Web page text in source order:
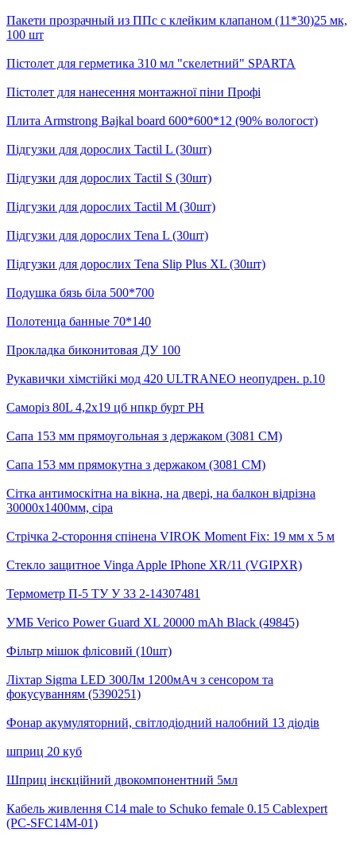
Пакети прозрачный из ППс с клейким клапаном (11*30)25 мк,
100 шт
Пістолет для герметика 310 мл "скелетний" SPARTA
Пістолет для нанесення монтажної піни Профі
Плита Armstrong Bajkal board 600*600*12 (90% вологост)
Підгузки для дорослих Tactil L (30шт)
Підгузки для дорослих Tactil S (30шт)
Підгузки для дорослих Tactil М (30шт)
Підгузки для дорослих Tena L (30шт)
Підгузки для дорослих Tena Slip Plus XL (30шт)
Подушка бязь біла 500*700
Полотенца банные 70*140
Прокладка биконитовая ДУ 100
Рукавички хімстійкі мод 420 ULTRANEO неопудрен. р.10
Саморіз 80L 4,2х19 цб нпкр бурт PH
Сапа 153 мм прямоугольная з держаком (3081 СМ)
Сапа 153 мм прямокутна з держаком (3081 СМ)
Сітка антимоскітна на вікна, на двері, на балкон відрізна
30000х1400мм, сіра
Стрічка 2-стороння спінена VIROK Moment Fix: 19 мм х 5 м
Стекло защитное Vinga Apple IPhone XR/11 (VGIPXR)
Термометр П-5 ТУ У 33 2-14307481
УМБ Verico Power Guard XL 20000 mAh Black (49845)
Фільтр мішок флісовий (10шт)
Ліхтар Sigma LED 300Лм 1200мАч з сенсором та
фокусуванням (5390251)
Фонар акумуляторний, світлодіодний налобний 13 діодів
шприц 20 куб
Шприц інєкційний двокомпонентний 5мл
Кабель живлення С14 male to Schuko female 0.15 Cablexpert
(PC-SFC14M-01)